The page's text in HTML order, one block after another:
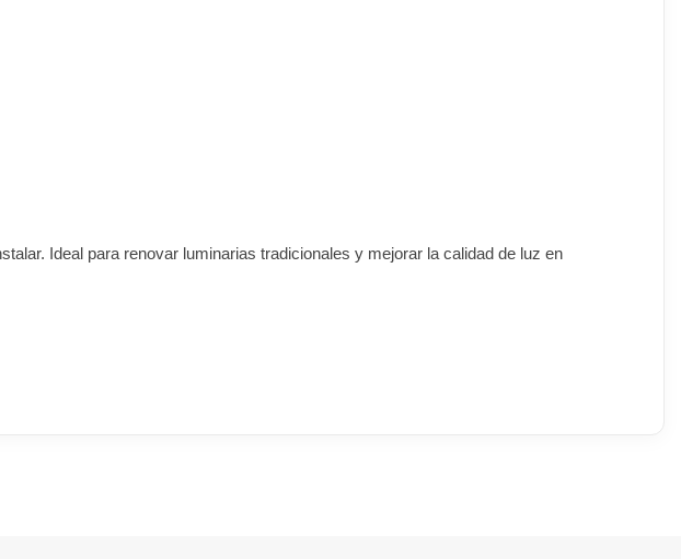
Ideal para renovar luminarias tradicionales y mejorar la calidad de luz en